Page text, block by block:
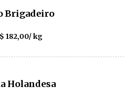
Brigadeiro
182,00/ kg
Holandesa